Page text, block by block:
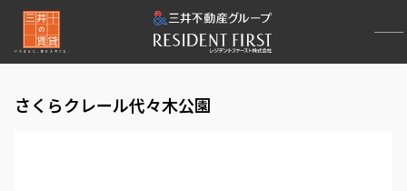
さくらクレール代々木公園